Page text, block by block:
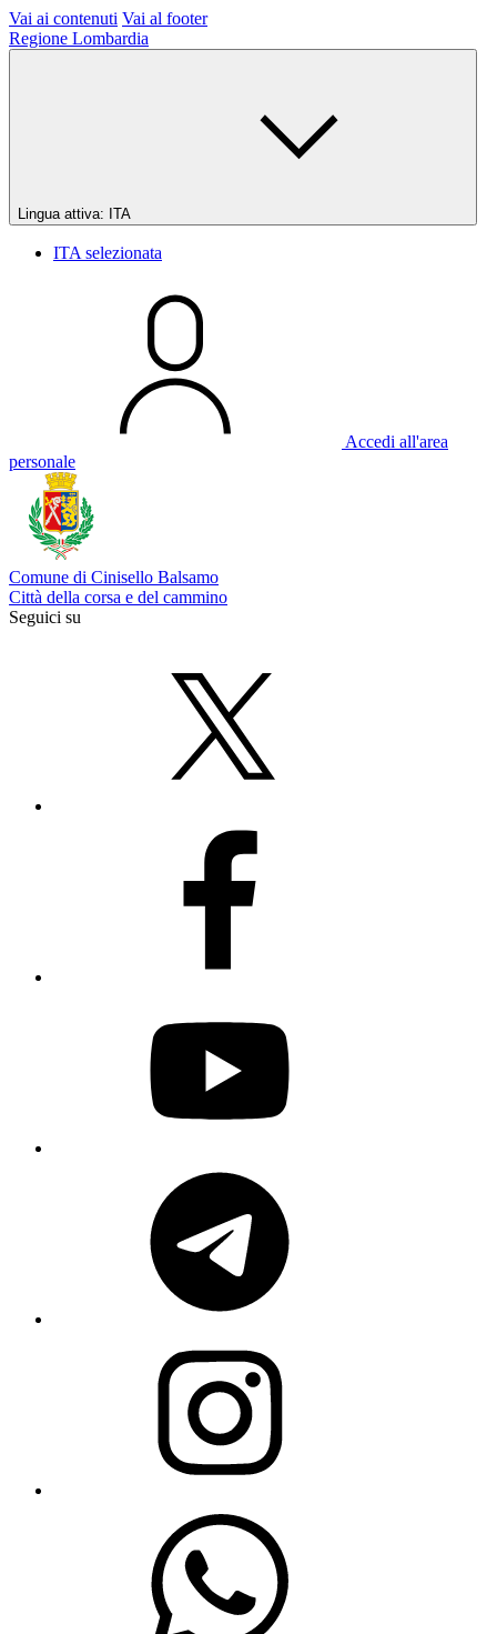
Vai ai contenuti Vai al footer
Regione Lombardia
Lingua attiva: ITA
ITA selezionata
Accedi all'area
personale
Comune di Cinisello Balsamo
Città della corsa e del cammino
Seguici su